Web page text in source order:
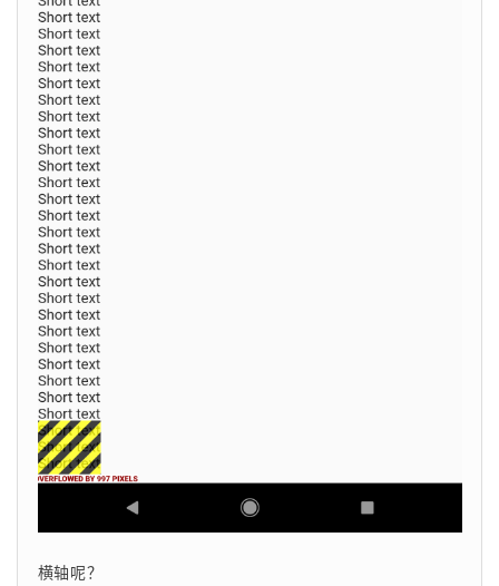
横轴呢？